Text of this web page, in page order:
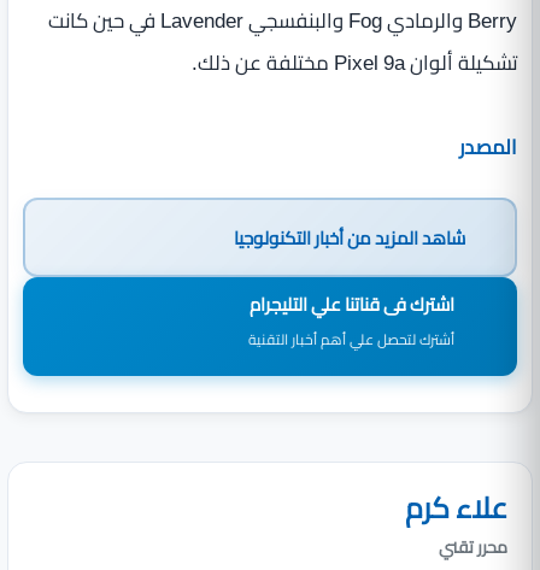
Berry والرمادي Fog والبنفسجي Lavender في حين كانت
تشكيلة ألوان Pixel 9a مختلفة عن ذلك.
المصدر
شاهد المزيد منأخبار التكنولوجيا
اشترك فى قناتنا علي التليجرام
أشترك لتحصل علي أهم أخبار التقنية
علاء كرم
محرر تقني